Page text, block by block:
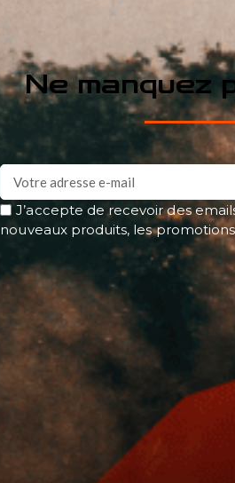
Ne manquez
J’accepte de recevoir des
nouveaux produits, les